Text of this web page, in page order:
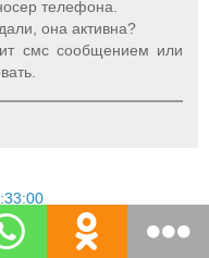
телефона.
она активна?
смс сообщением или
у меня не открываются
в тел.книги?